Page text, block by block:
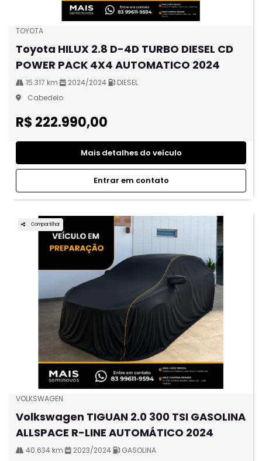
TOYOTA
Toyota HILUX 2.8 D-4D TURBO DIESEL CD
POWER PACK 4X4 AUTOMATICO 2024
15.317 km 2024/2024
DIESEL
Cabedelo
R$ 222.990,00
Mais detalhes do veículo
Entrar em contato
Compartilhar
VOLKSWAGEN
Volkswagen TIGUAN 2.0 300 TSI GASOLINA
ALLSPACE R-LINE AUTOMÁTICO 2024
40.634 km 2023/2024
GASOLINA